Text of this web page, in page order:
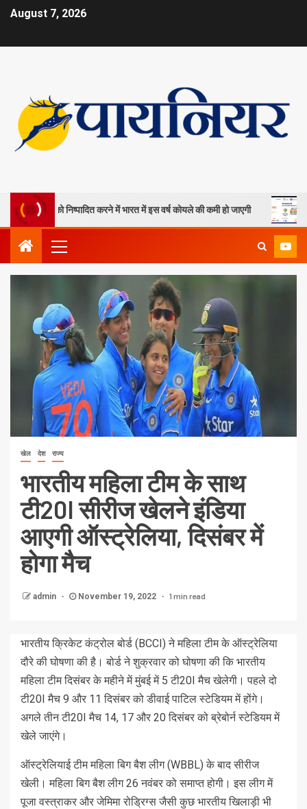
August 7, 2026
को निष्पादित करने में भारत में इस वर्ष कोयले की कमी हो जाएगी ओपी
खेल देश राज्य
भारतीय महिला टीम के साथ
टी20I सीरीज खेलने इंडिया
आएगी ऑस्ट्रेलिया, दिसंबर में
होगा मैच
admin November 19, 2022 1 min read
भारतीय क्रिकेट कंट्रोल बोर्ड (BCCI) ने महिला टीम के ऑस्ट्रेलिया
दौरे की घोषणा की है। बोर्ड ने शुक्रवार को घोषणा की कि भारतीय
महिला टीम दिसंबर के महीने में मुंबई में 5 टी20I मैच खेलेगी। पहले दो
टी20I मैच 9 और 11 दिसंबर को डीवाई पाटिल स्टेडियम में होंगे।
अगले तीन टी20I मैच 14, 17 और 20 दिसंबर को ब्रेबोर्न स्टेडियम में
खेले जाएंगे।
ऑस्ट्रेलियाई टीम महिला बिग बैश लीग (WBBL) के बाद सीरीज
खेली। महिला बिग बैश लीग 26 नवंबर को समाप्त होगी। इस लीग में
पूजा वस्त्राकर और जेमिमा रोड्रिग्स जैसी कुछ भारतीय खिलाड़ी भी